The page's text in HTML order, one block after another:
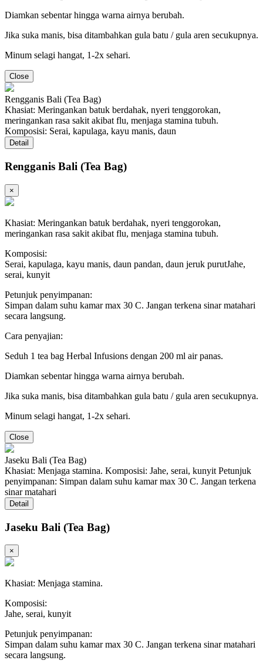
Diamkan sebentar hingga warna airnya berubah.
Jika suka manis, bisa ditambahkan gula batu / gula aren secukupnya.
Minum selagi hangat, 1-2x sehari.
Close
Rengganis Bali (Tea Bag)
Khasiat: Meringankan batuk berdahak, nyeri tenggorokan,
meringankan rasa sakit akibat flu, menjaga stamina tubuh.
Komposisi: Serai, kapulaga, kayu manis, daun
Detail
Rengganis Bali (Tea Bag)
×
Khasiat: Meringankan batuk berdahak, nyeri tenggorokan,
meringankan rasa sakit akibat flu, menjaga stamina tubuh.
Komposisi:
Serai, kapulaga, kayu manis, daun pandan, daun jeruk purutJahe,
serai, kunyit
Petunjuk penyimpanan:
Simpan dalam suhu kamar max 30 C. Jangan terkena sinar matahari
secara langsung.
Cara penyajian:
Seduh 1 tea bag Herbal Infusions dengan 200 ml air panas.
Diamkan sebentar hingga warna airnya berubah.
Jika suka manis, bisa ditambahkan gula batu / gula aren secukupnya.
Minum selagi hangat, 1-2x sehari.
Close
Jaseku Bali (Tea Bag)
Khasiat: Menjaga stamina. Komposisi: Jahe, serai, kunyit Petunjuk
penyimpanan: Simpan dalam suhu kamar max 30 C. Jangan terkena
sinar matahari
Detail
Jaseku Bali (Tea Bag)
×
Khasiat: Menjaga stamina.
Komposisi:
Jahe, serai, kunyit
Petunjuk penyimpanan:
Simpan dalam suhu kamar max 30 C. Jangan terkena sinar matahari
secara langsung.